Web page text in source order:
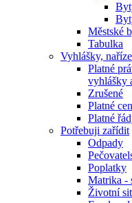
Městské
Tabulka
Vyhlášky,
Platné
vyhlášky
Zrušené
Platné
Platné
Potřebuji zařídit
Odpady
Poplatky
Matrika -
Životní